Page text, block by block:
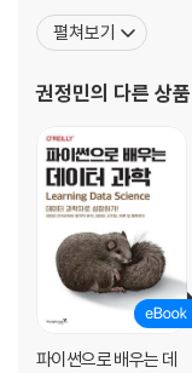
터 과학자 원칙』 (골
(비제이퍼블릭),이 있
밍』 (에이콘출판사) 등
펼쳐보기
권정민의 다른 상품
파이썬으로 배우는 데